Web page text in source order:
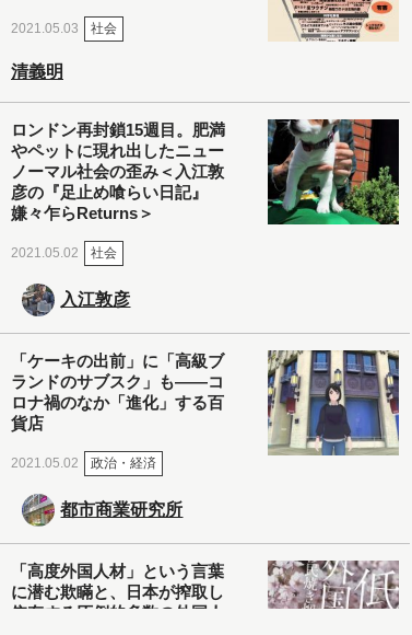
2021.05.03 社会
清義明
ロンドン再封鎖15週目。肥満
やペットに現れ出したニュー
ノーマル社会の歪み＜入江敦
彦の『足止め喰らい日記』
嫌々乍らReturns＞
2021.05.02 社会
入江敦彦
「ケーキの出前」に「高級ブ
ランドのサブスク」も――コ
ロナ禍のなか「進化」する百
貨店
2021.05.02 政治・経済
都市商業研究所
「高度外国人材」という言葉
に潜む欺瞞と、日本が搾取し
依存する圧倒的多数の外国人